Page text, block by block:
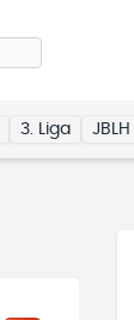
3. Liga JBLH